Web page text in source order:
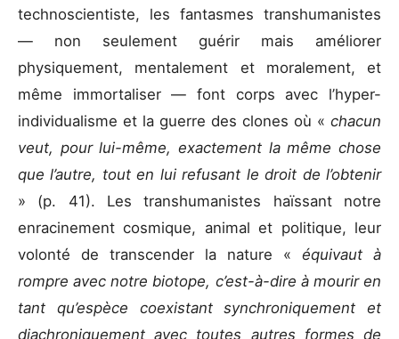
technoscientiste, les fantasmes transhumanistes
— non seulement guérir mais améliorer
physiquement, mentalement et moralement, et
même immortaliser — font corps avec l’hyper-
individualisme et la guerre des clones où « chacun
veut, pour lui-même, exactement la même chose
que l’autre, tout en lui refusant le droit de l’obtenir
» (p. 41). Les transhumanistes haïssant notre
enracinement cosmique, animal et politique, leur
volonté de transcender la nature « équivaut à
rompre avec notre biotope, c’est-à-dire à mourir en
tant qu’espèce coexistant synchroniquement et
diachroniquement avec toutes autres formes de